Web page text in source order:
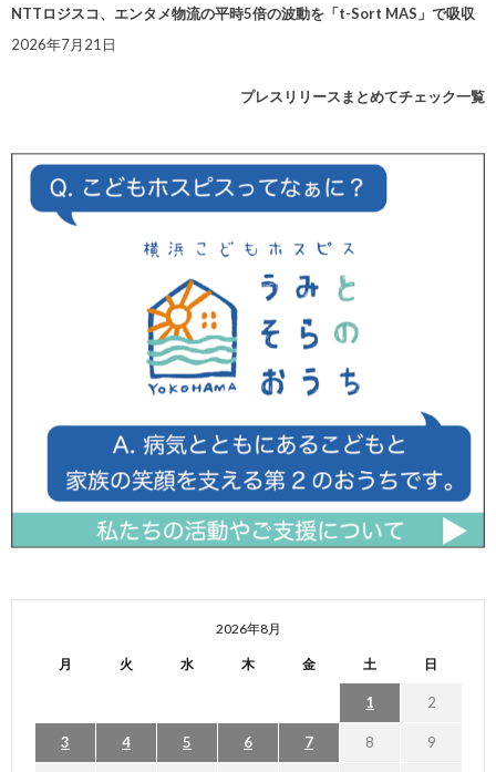
NTTロジスコ、エンタメ物流の平時5倍の波動を「t-Sort MAS」で吸収
2026年7月21日
プレスリリースまとめてチェック一覧
2026年8月
月 火 水 木 金 土 日
1 2
3 4 5 6 7 8 9